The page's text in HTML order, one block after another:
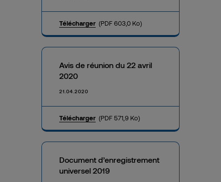
Télécharger (PDF 603,0 Ko)
Avis de réunion du 22 avril
2020
21.04.2020
Télécharger (PDF 571,9 Ko)
Document d’enregistrement
universel 2019